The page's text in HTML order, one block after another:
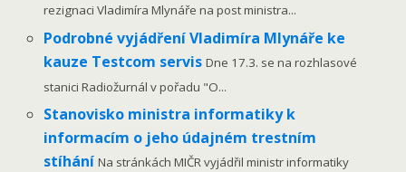
rezignaci Vladimíra Mlynáře na post ministra...
Podrobné vyjádření Vladimíra Mlynáře ke
kauze Testcom servisDne 17.3. se na rozhlasové
stanici Radiožurnál v pořadu "O...
Stanovisko ministra informatiky k
informacím o jeho údajném trestním
stíháníNa stránkách MIČR vyjádřil ministr informatiky